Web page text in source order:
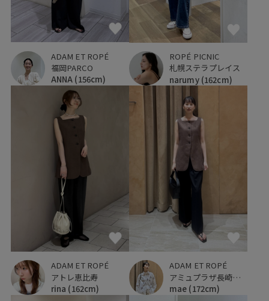
ADAM ET ROPÉ
福岡PARCO
ANNA (156cm)
ROPÉ PICNIC
札幌ステラプレイス
narumy (162cm)
ADAM ET ROPÉ
アトレ恵比寿
rina (162cm)
ADAM ET ROPÉ
アミュプラザ長崎新館
mae (172cm)